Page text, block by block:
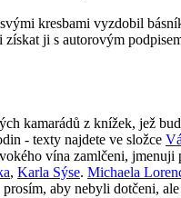
kresbami vyzdobil
ji s autorovým
kamarádů z knížek, jež
- texty najdete ve složce
vína zamlčeni, jmenuji
, Karla Sýse. Michaela
aby nebyli dotčeni,